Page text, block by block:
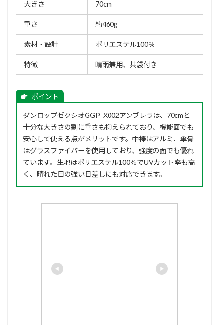
大きさ 70cm
重さ 約460g
素材・設計 ポリエステル100％
特徴 晴雨兼用、共袋付き
ダンロップゼクシオGGP-X002アンブレラは、70cmと
十分な大きさの割に重さも抑えられており、機能面でも
安心して使える点がメリットです。中棒はアルミ、傘骨
はグラスファイバーを使用しており、強度の面でも優れ
ています。生地はポリエステル100％でUVカット率も高
く、晴れた日の強い日差しにも対応できます。